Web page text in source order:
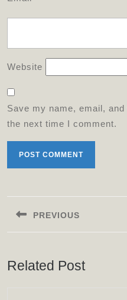
Website
Save my name, email,
the next time I comment.
PREVIOUS
Previous
Related Post